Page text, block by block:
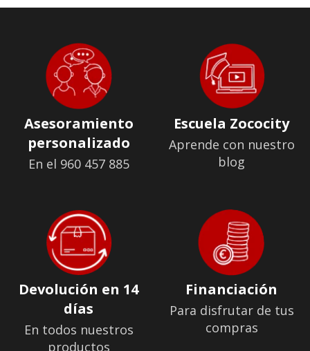
Asesoramiento
personalizado
En el 960 457 885
Escuela Zococity
Aprende con nuestro
blog
Devolución en 14
días
En todos nuestros
productos
Financiación
Para disfrutar de tus
compras